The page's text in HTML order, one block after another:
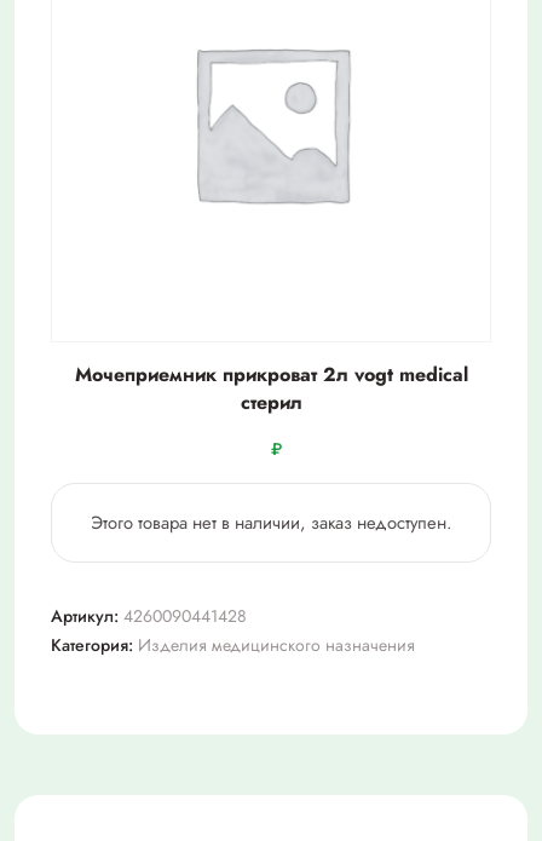
Мочеприемник прикроват 2л vogt medical
стерил
₽
Этого товара нет в наличии, заказ недоступен.
Артикул: 4260090441428
Категория: Изделия медицинского назначения